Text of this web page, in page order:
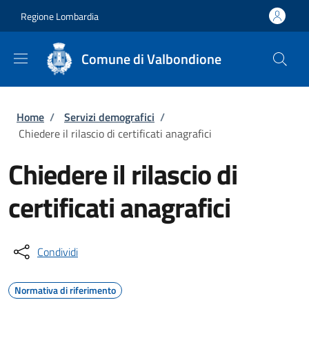
Regione Lombardia
Comune di Valbondione
Briciole di pane
Home / Servizi demografici /
Chiedere il rilascio di certificati anagrafici
Chiedere il rilascio di
certificati anagrafici
Condividi
Normativa di riferimento